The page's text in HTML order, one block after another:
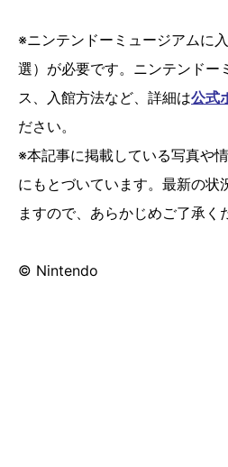
※ニンテンドーミュージアムに
選）が必要です。ニンテンドー
ス、入館方法など、詳細は公式
ださい。
※本記事に掲載している写真や
にもとづいています。最新の状
ますので、あらかじめご了承く
© Nintendo